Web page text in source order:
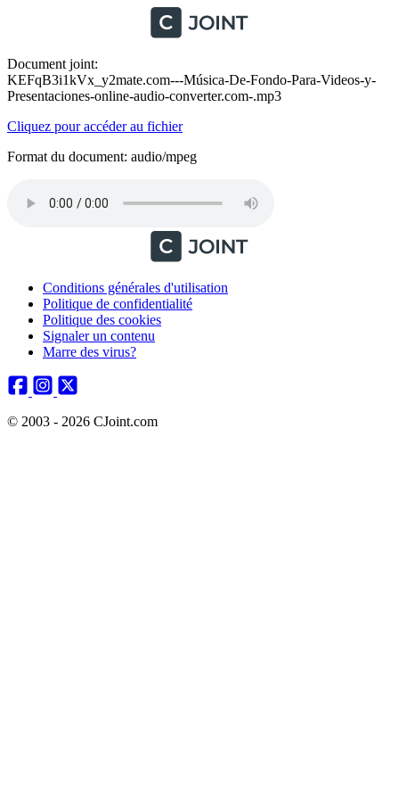
Document joint:
KEFqB3i1kVx_y2mate.com---Música-De-Fondo-Para-Videos-y-
Presentaciones-online-audio-converter.com-.mp3
Cliquez pour accéder au fichier
Format du document: audio/mpeg
Conditions générales d'utilisation
Politique de confidentialité
Politique des cookies
Signaler un contenu
Marre des virus?
© 2003 - 2026 CJoint.com